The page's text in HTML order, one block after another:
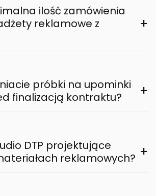
ilość zamówienia
reklamowe z
+
próbki na upominki
finalizacją kontraktu?
+
DTP projektujące
reklamowych? +